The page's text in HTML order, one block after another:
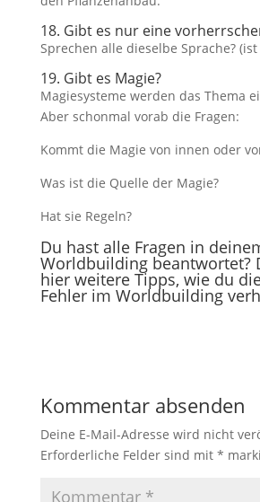
18. Gibt es nur eine
Sprechen alle dieselbe Sprache?
19. Gibt es Magie?
Magiesysteme werden das Thema
Aber schonmal vorab die Fragen:
Kommt die Magie von innen oder
Was ist die Quelle der Magie?
Hat sie Regeln?
Du hast alle Fragen in
Worldbuilding beantwortet?
hier weitere Tipps, wie du
Fehler im Worldbuilding
Kommentar absenden
Deine E-Mail-Adresse wird nicht
Erforderliche Felder sind mit *